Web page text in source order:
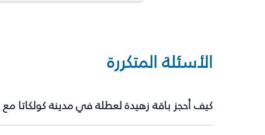
الأسئلة المتكررة
كيف أحجز باقة زهيدة لعطلة في مدينة كولكاتا